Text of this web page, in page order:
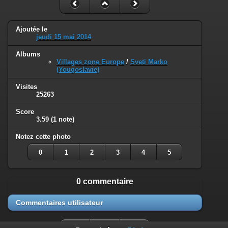
Ajoutée le
jeudi 15 mai 2014
Albums
Villages zone Europe / Sveti Marko
(Yougoslavie)
Visites
25263
Score
3.59 (1 note)
Notez cette photo
0 1 2 3 4 5
0 commentaire
Commentaires utilisateur